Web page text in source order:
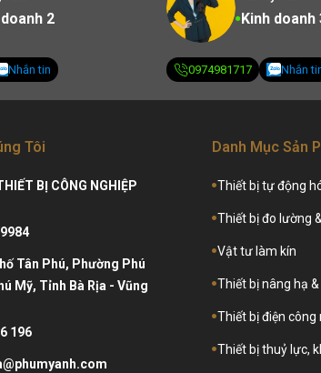
2
Nhắn tin
Kinh doanh
0974981717 Nhắn
Tôi
BỊ CÔNG NGHIỆP
Tân Phú, Phường Phú
Mỹ, Tỉnh Bà Rịa - Vũng
196
Danh Mục Sản
Thiết bị tự động
Thiết bị đo lường
Vật tư làm kín
Thiết bị nâng hạ
Thiết bị điện công
Thiết bị thuỷ lực,